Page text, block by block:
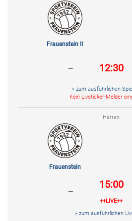
Frauenstein II
- 12:30
» zum ausführlichen
Kein Liveticker-Melder
Herren
Frauenstein
- 15:00
++LIVE++
» zum ausführlichen